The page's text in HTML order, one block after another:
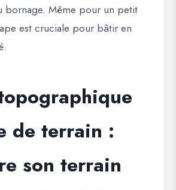
bornage. Même pour un petit
est cruciale pour bâtir en
de terrain :
son terrain